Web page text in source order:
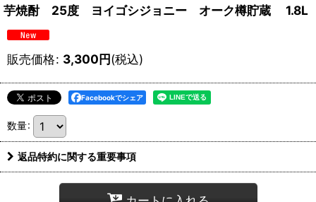
芋焼酎 25度 ヨイゴシジョニー オーク樽貯蔵 1.8L
販売価格: 3,300円(税込)
Facebookでシェア
数量:
返品特約に関する重要事項